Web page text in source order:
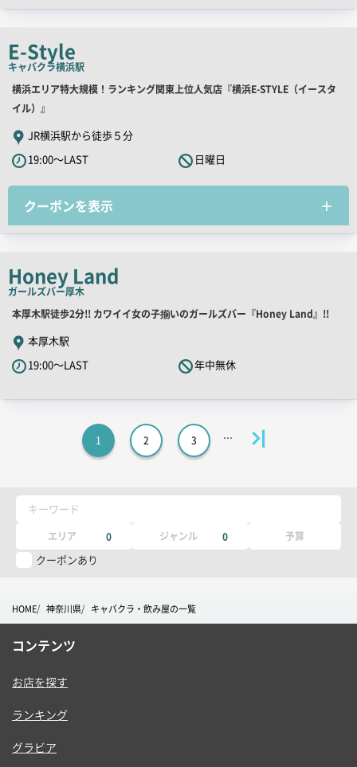
ピ
ー
E-Style
キャバクラ横浜駅
店
舗
PR
キ
ャ
ッ
コ
横浜エリア特大規模！ランキング関東上位人気店『横浜E-STYLE（イースタ
イル）』
JR横浜駅から徒歩５分
19:00～LAST
日曜日
クーポンを表示
Honey Land
ガールズバー厚木
店
舗
PR
キ
本厚木駅徒歩2分!! カワイイ女の子揃いのガールズバー『Honey Land』!!
本厚木駅
19:00～LAST
年中無休
1 2 3
キーワード
エリア 0 ジャンル 0 予算
クーポンあり
HOME 神奈川県 キャバクラ・飲み屋の一覧
コンテンツ
お店を探す
ランキング
グラビア